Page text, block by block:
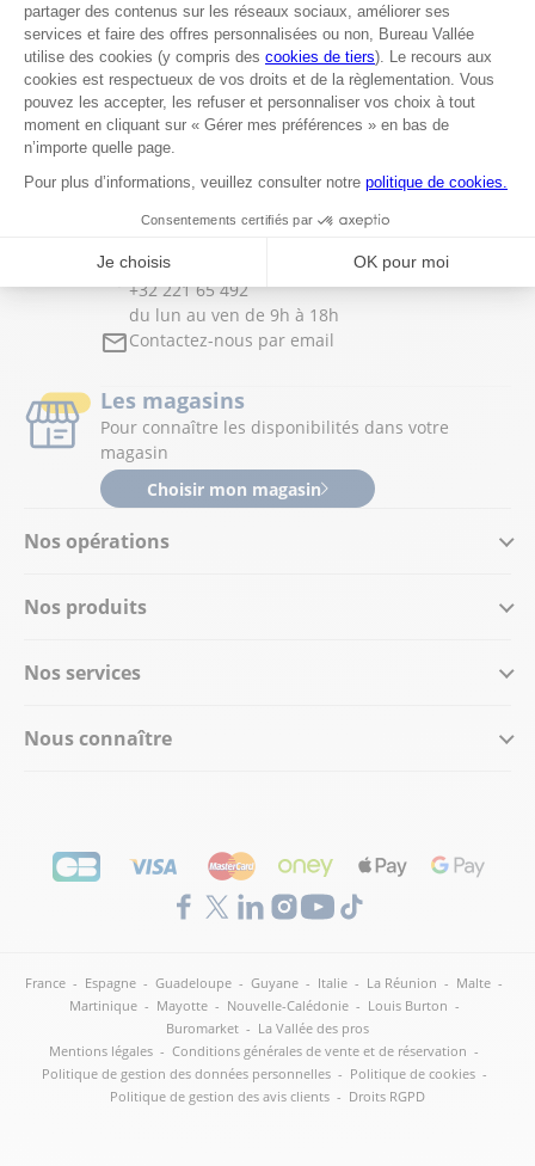
Trouver un magasin Bureau Vallée
Bastogne
Powered byevermaps ©
Nos opérations
Nos produits
Nos services
Nous connaître
Service Client :
+32 221 65 492
du lun au ven de 9h à 18h
Contactez-nous par email
Les magasins
Pour connaître les disponibilités dans votre
magasin
Choisir mon magasin
France - Espagne - Guadeloupe - Guyane - Italie - La Réunion - Malte -
Martinique - Mayotte - Nouvelle-Calédonie - Louis Burton -
Buromarket - La Vallée des pros
Mentions légales - Conditions générales de vente et de réservation -
Politique de gestion des données personnelles - Politique de cookies -
Politique de gestion des avis clients - Droits RGPD